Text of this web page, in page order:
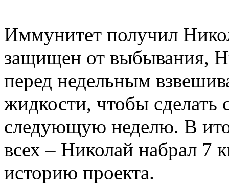
Иммунитет получил
защищен от выбывания,
перед недельным
жидкости, чтобы сделать
следующую неделю. В
всех – Николай набрал 7
историю проекта.